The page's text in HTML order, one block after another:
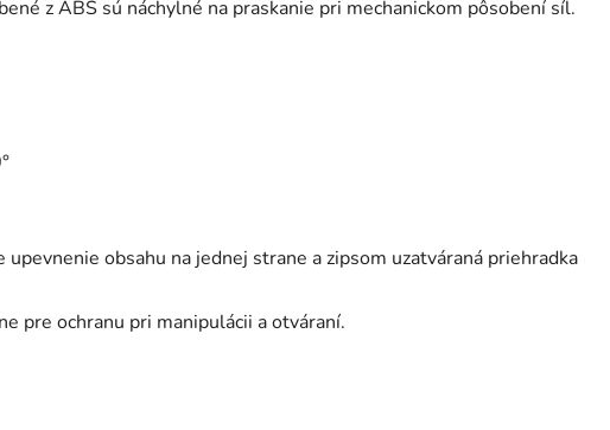
z ABS sú náchylné na praskanie pri mechanickom pôsobení síl.
obsahu na jednej strane a zipsom uzatváraná priehradka
pre ochranu pri manipulácii a otváraní.